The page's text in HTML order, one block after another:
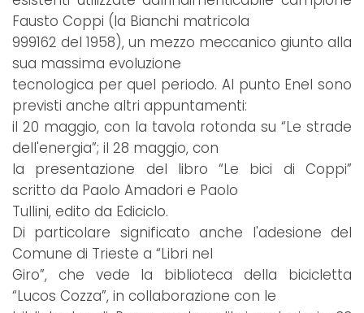
Fausto Coppi (la Bianchi matricola
999162 del 1958), un mezzo meccanico giunto alla
sua massima evoluzione
tecnologica per quel periodo. Al punto Enel sono
previsti anche altri appuntamenti:
il 20 maggio, con la tavola rotonda su “Le strade
dell'energia”; il 28 maggio, con
la presentazione del libro “Le bici di Coppi”
scritto da Paolo Amadori e Paolo
Tullini, edito da Ediciclo.
Di particolare significato anche l'adesione del
Comune di Trieste a “Libri nel
Giro”, che vede la biblioteca della bicicletta
“Lucos Cozza”, in collaborazione con le